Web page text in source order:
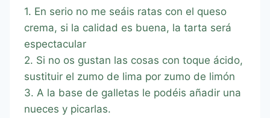
1. En serio no me seáis ratas con el queso
crema, si la calidad es buena, la tarta será
espectacular
2. Si no os gustan las cosas con toque ácido,
sustituir el zumo de lima por zumo de limón
3. A la base de galletas le podéis añadir una
nueces y picarlas.